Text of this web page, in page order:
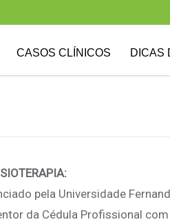
CASOS CLÍNICOS DICAS
pela Universidade
da Cédula Profissional com